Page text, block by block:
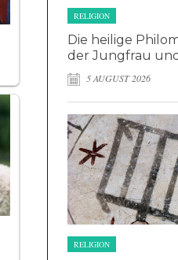
RELIGION
Die heilige
der Jungfrau
5 AUGUST 2026
RELIGION